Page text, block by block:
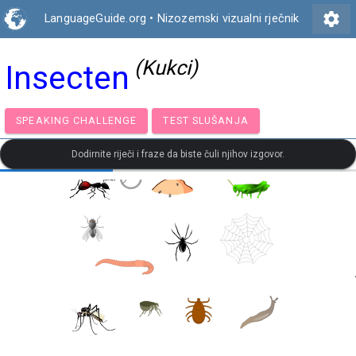
LanguageGuide.org • Nizozemski vizualni rječnik settings
Insecten (Kukci)
SPEAKING CHALLENGE TEST SLUŠANJA
Dodirnite riječi i fraze da biste čuli njihov izgovor.